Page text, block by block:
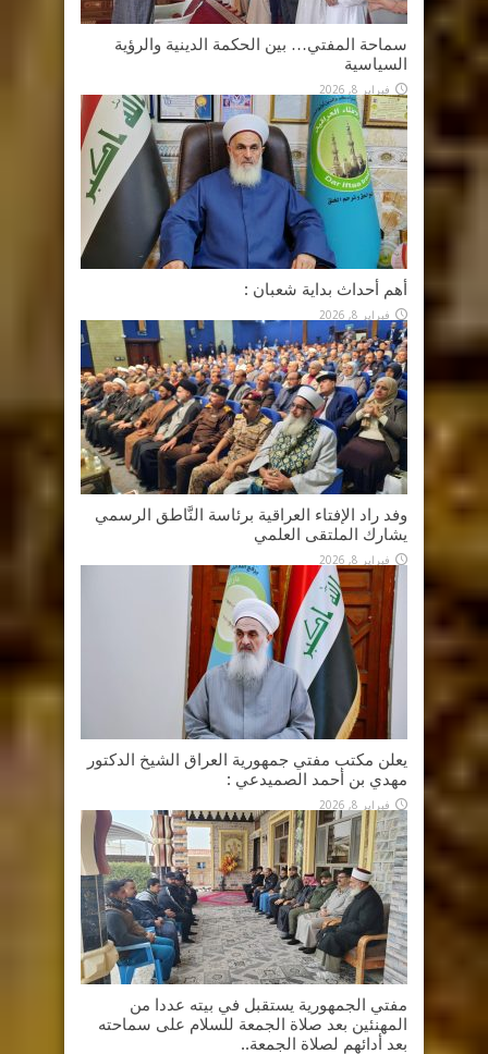
سماحة المفتي… بين الحكمة الدينية والرؤية
السياسية
فبراير 8, 2026
أهم أحداث بداية شعبان :
فبراير 8, 2026
وفد راد الإفتاء العراقية برئاسة النَّاطق الرسمي
يشارك الملتقى العلمي
فبراير 8, 2026
يعلن مكتب مفتي جمهورية العراق الشيخ الدكتور
مهدي بن أحمد الصميدعي :
فبراير 8, 2026
مفتي الجمهورية يستقبل في بيته عددا من
المهنئين بعد صلاة الجمعة للسلام على سماحته
بعد أدائهم لصلاة الجمعة..